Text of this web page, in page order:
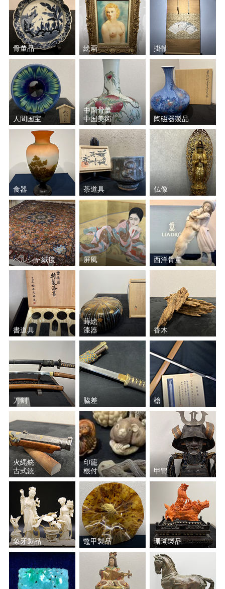
骨董品 絵画 掛軸
人間国宝
中国骨董
中国美術
陶磁器製品
食器 茶道具 仏像
ペルシャ絨毯 屏風 西洋骨董
書道具
蒔絵
漆器
香木
刀剣 脇差 槍
火縄銃
古式銃
印籠
根付
甲冑
象牙製品 鼈甲製品 珊瑚製品